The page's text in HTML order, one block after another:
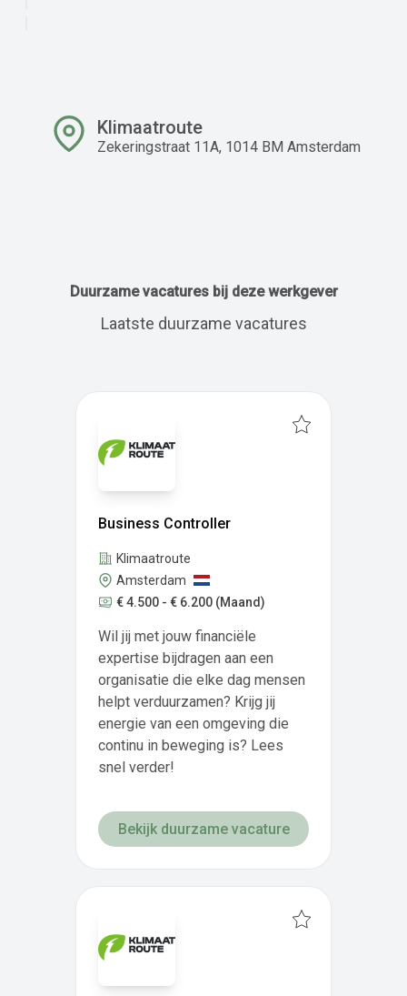
Klimaatroute
Zekeringstraat 11A, 1014 BM Amsterdam
Duurzame vacatures bij deze werkgever
Laatste duurzame vacatures
Business Controller
Klimaatroute
Amsterdam
€ 4.500 - € 6.200 (Maand)
Wil jij met jouw financiële
expertise bijdragen aan een
organisatie die elke dag mensen
helpt verduurzamen? Krijg jij
energie van een omgeving die
continu in beweging is? Lees
snel verder!
Bekijk duurzame vacature